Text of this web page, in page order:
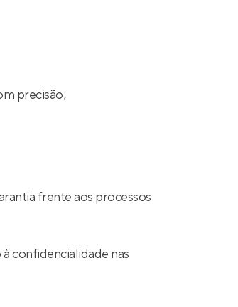
precisão;
frente aos processos
confidencialidade nas